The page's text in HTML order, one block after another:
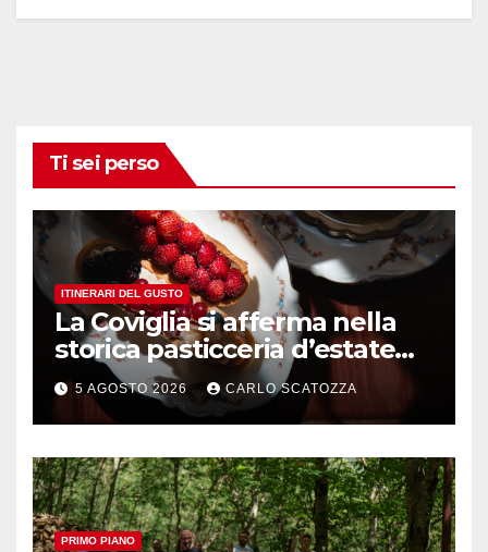
Ti sei perso
ITINERARI DEL GUSTO
La Coviglia si afferma nella
storica pasticceria d’estate
ma il top rimane la
sfogliatella, in diretta da
Pintauro
5 AGOSTO 2026 CARLO SCATOZZA
PRIMO PIANO